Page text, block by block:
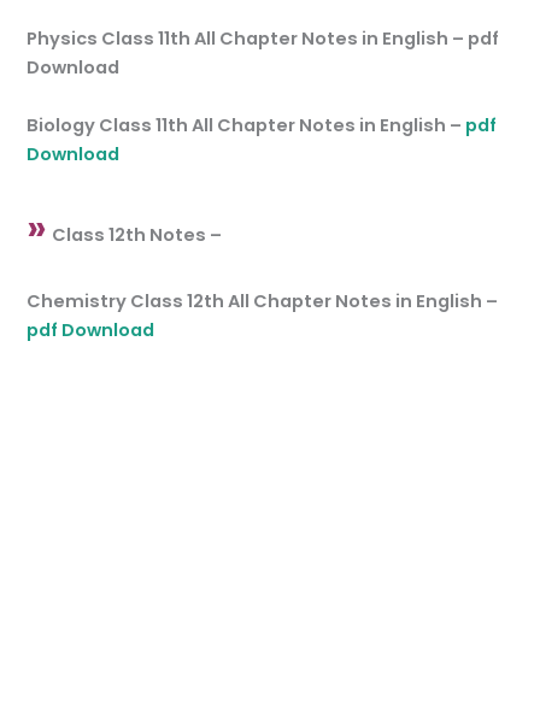
Physics Class 11th All Chapter Notes in English – pdf
Download
Biology Class 11th All Chapter Notes in English – pdf
Download
» Class 12th Notes –
Chemistry Class 12th All Chapter Notes in English –
pdf Download